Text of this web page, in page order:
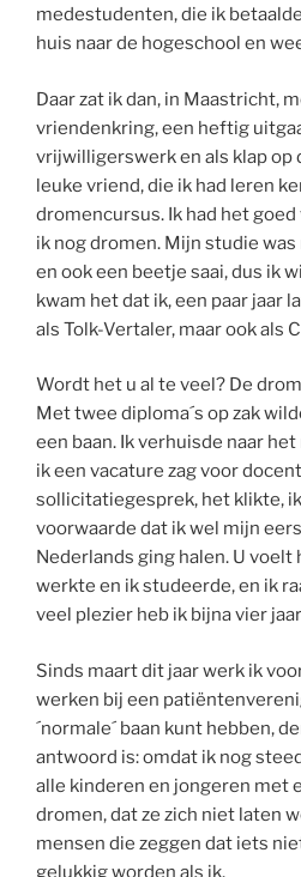
medestudenten, die ik
huis naar de hogeschool en
Daar zat ik dan, in Maastricht,
vriendenkring, een heftig
vrijwilligerswerk en als klap op
leuke vriend, die ik had leren
dromencursus. Ik had het goed
ik nog dromen. Mijn studie
en ook een beetje saai, dus ik
kwam het dat ik, een paar jaar
als Tolk-Vertaler, maar ook als
Wordt het u al te veel? De
Met twee diploma´s op zak
een baan. Ik verhuisde naar
ik een vacature zag voor
sollicitatiegesprek, het klikte,
voorwaarde dat ik wel mijn
Nederlands ging halen. U voelt
werkte en ik studeerde, en ik
veel plezier heb ik bijna vier
Sinds maart dit jaar werk ik
werken bij een
´normale´ baan kunt hebben,
antwoord is: omdat ik nog
alle kinderen en jongeren met
dromen, dat ze zich niet laten
mensen die zeggen dat iets
gelukkig worden als ik.